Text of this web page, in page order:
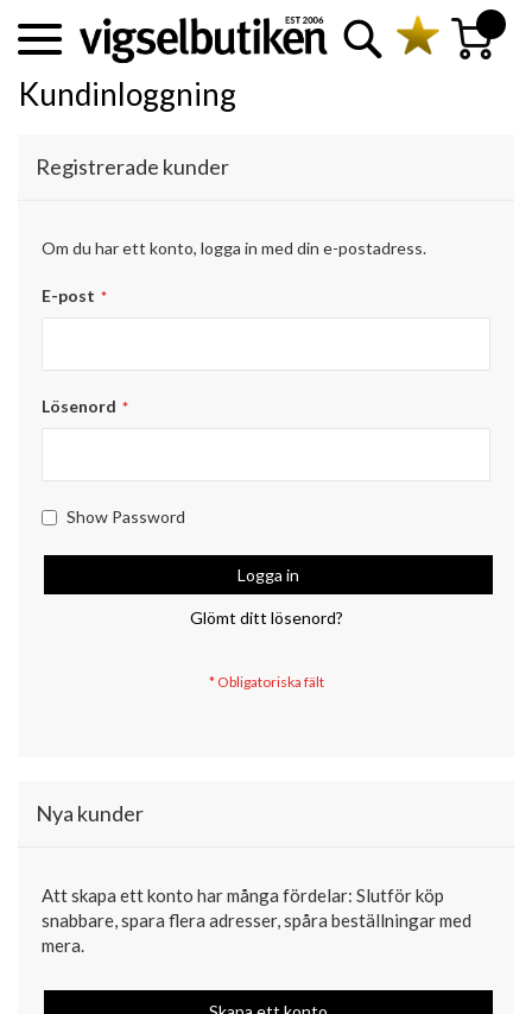
Sök
Min
Kundinloggning
Registrerade kunder
Om du har ett konto, logga in med din e-postadress.
E-post
Lösenord
Show Password
Logga in
Glömt ditt lösenord?
Nya kunder
Att skapa ett konto har många fördelar: Slutför köp
snabbare, spara flera adresser, spåra beställningar med
mera.